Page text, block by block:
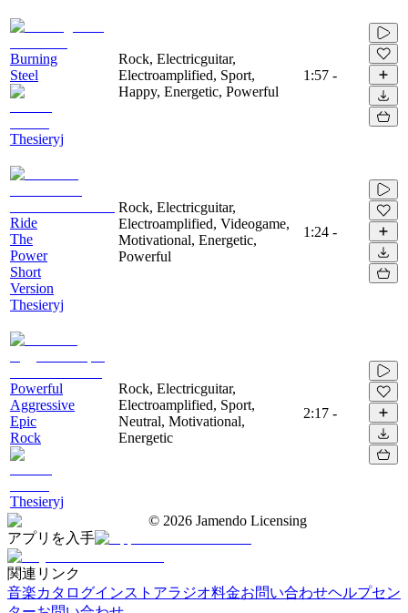
Burning
Steel
Thesieryj
Rock, Electricguitar,
Electroamplified, Sport,
Happy, Energetic, Powerful
1:57 -
Ride
The
Power
Short
Version
Thesieryj
Rock, Electricguitar,
Electroamplified, Videogame,
Motivational, Energetic,
Powerful
1:24 -
Powerful
Aggressive
Epic
Rock
Thesieryj
Rock, Electricguitar,
Electroamplified, Sport,
Neutral, Motivational,
Energetic
2:17 -
© 2026 Jamendo Licensing
アプリを入手
関連リンク
音楽カタログインストアラジオ料金お問い合わせヘルプセン